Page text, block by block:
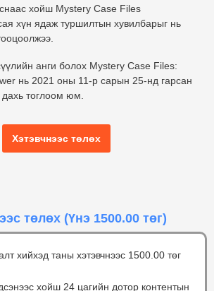
хойш Mystery Case Files
хүн ядаж туршилтын хувилбарыг нь
анги болох Mystery Case Files:
нь 2021 оны 11-р сарын 25-нд гарсан
тоглоом юм.
Хэтэвчнээс төлөх
төлөх (Үнэ 1500.00 төг)
хийхэд таны хэтэвчнээс 1500.00 төг
хойш 24 цагийн дотор контентын